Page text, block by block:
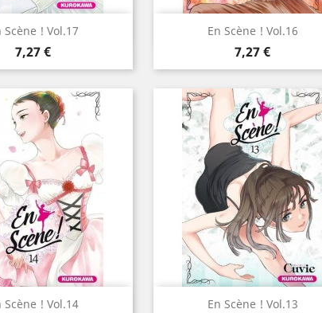
Scène ! Vol.17
Prix
7,27 €
rapide En Scène ! Vol.16
Prix
7,27 €
Aperçu rapide
Scène ! Vol.14
rapide En Scène ! Vol.13
Aperçu rapide